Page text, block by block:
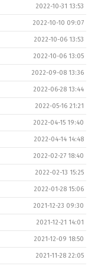
2022-10-31 13:53
2022-10-10 09:07
2022-10-06 13:53
2022-10-06 13:05
2022-09-08 13:36
2022-06-28 13:44
2022-05-16 21:21
2022-04-15 19:40
2022-04-14 14:48
2022-02-27 18:40
2022-02-13 15:25
2022-01-28 15:06
2021-12-23 09:30
2021-12-21 14:01
2021-12-09 18:50
2021-11-28 22:05